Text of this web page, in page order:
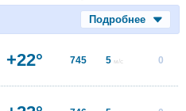
Подробнее
+22° 745 5 м/с 0